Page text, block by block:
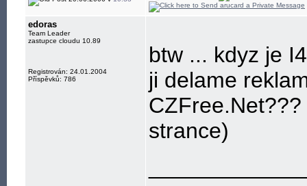
edoras
Team Leader
zastupce cloudu 10.89
Registrován: 24.01.2004
Příspěvků: 786
btw ... kdyz je
ji delame
strance)